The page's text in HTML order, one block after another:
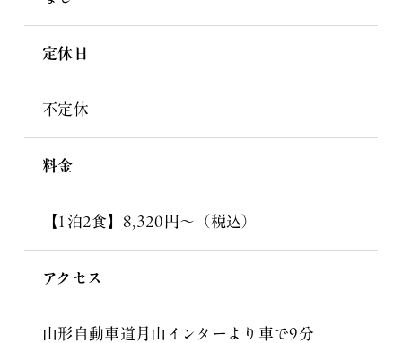
定休日
不定休
料金
【1泊2食】8,320円～（税込）
アクセス
山形自動車道月山インターより車で9分